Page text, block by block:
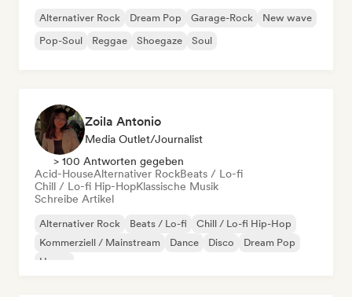
Alternativer Rock Dream Pop Garage-Rock
New wave
Pop-Soul
Reggae Shoegaze Soul
Zoila Antonio
Media Outlet/Journalist
> 100 Antworten gegeben
Acid-HouseAlternativer RockBeats / Lo-fi
Chill / Lo-fi Hip-HopKlassische Musik
Schreibe Artikel
Alternativer Rock Beats / Lo-fi
Chill / Lo-fi Hip-Hop
Kommerziell / Mainstream
Dance Disco
Dream Pop
House